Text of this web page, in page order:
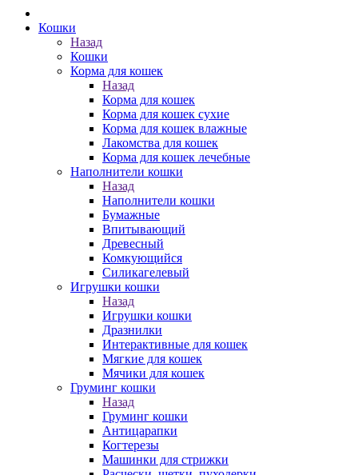
Кошки
Назад
Кошки
Корма для кошек
Назад
Корма для кошек
Корма для кошек сухие
Корма для кошек влажные
Лакомства для кошек
Корма для кошек лечебные
Наполнители кошки
Назад
Наполнители кошки
Бумажные
Впитывающий
Древесный
Комкующийся
Силикагелевый
Игрушки кошки
Назад
Игрушки кошки
Дразнилки
Интерактивные для кошек
Мягкие для кошек
Мячики для кошек
Груминг кошки
Назад
Груминг кошки
Антицарапки
Когтерезы
Машинки для стрижки